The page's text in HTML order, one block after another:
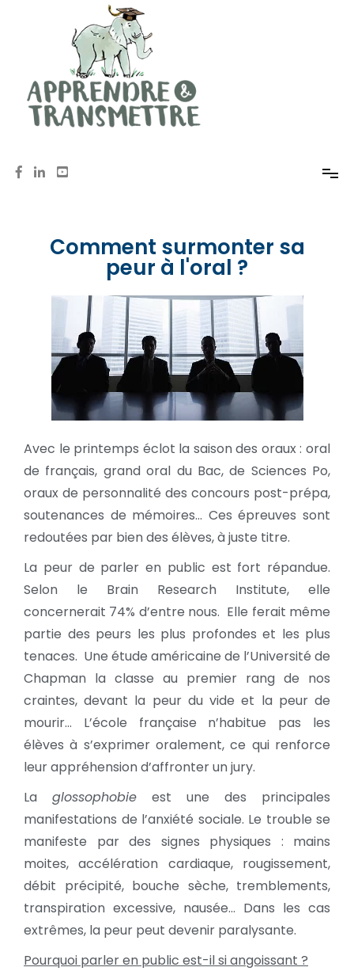
Comment surmonter sa
peur à l'oral ?
Avec le printemps éclot la saison des oraux : oral
de français, grand oral du Bac, de Sciences Po,
oraux de personnalité des concours post-prépa,
soutenances de mémoires… Ces épreuves sont
redoutées par bien des élèves, à juste titre.
La peur de parler en public est fort répandue.
Selon le Brain Research Institute, elle
concernerait 74% d’entre nous. Elle ferait même
partie des peurs les plus profondes et les plus
tenaces. Une étude américaine de l’Université de
Chapman la classe au premier rang de nos
craintes, devant la peur du vide et la peur de
mourir… L’école française n’habitue pas les
élèves à s’exprimer oralement, ce qui renforce
leur appréhension d’affronter un jury.
La glossophobie est une des principales
manifestations de l’anxiété sociale. Le trouble se
manifeste par des signes physiques : mains
moites, accélération cardiaque, rougissement,
débit précipité, bouche sèche, tremblements,
transpiration excessive, nausée… Dans les cas
extrêmes, la peur peut devenir paralysante.
Pourquoi parler en public est-il si angoissant ?